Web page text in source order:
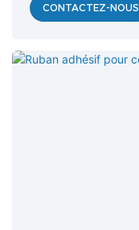
CONTACTEZ-NOUS